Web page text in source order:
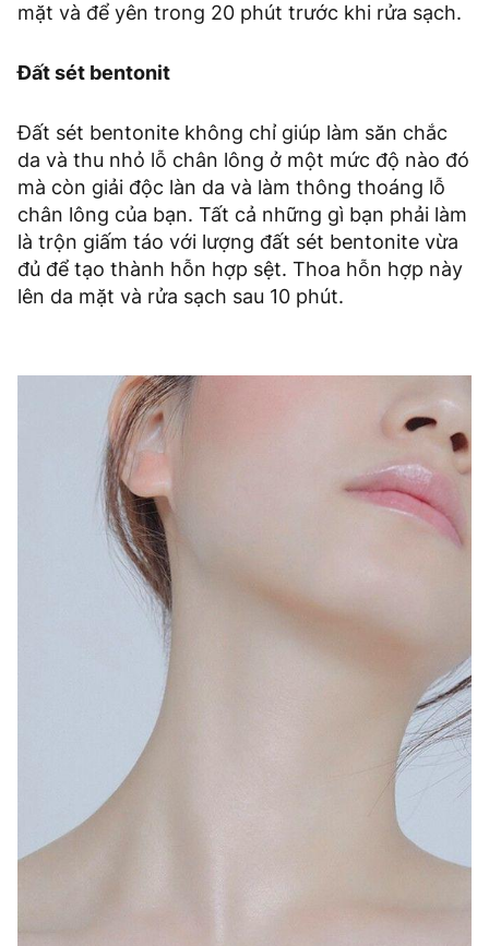
mặt và để yên trong 20 phút trước khi rửa sạch.
Đất sét bentonit
Đất sét bentonite không chỉ giúp làm săn chắc
da và thu nhỏ lỗ chân lông ở một mức độ nào đó
mà còn giải độc làn da và làm thông thoáng lỗ
chân lông của bạn. Tất cả những gì bạn phải làm
là trộn giấm táo với lượng đất sét bentonite vừa
đủ để tạo thành hỗn hợp sệt. Thoa hỗn hợp này
lên da mặt và rửa sạch sau 10 phút.